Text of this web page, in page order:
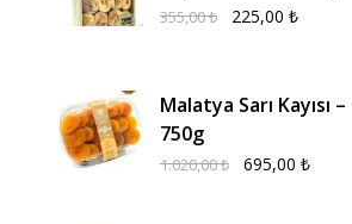
355,00₺ 225,00 ₺
Malatya Sarı Kayısı –
750g
1.020,00₺ 695,00 ₺